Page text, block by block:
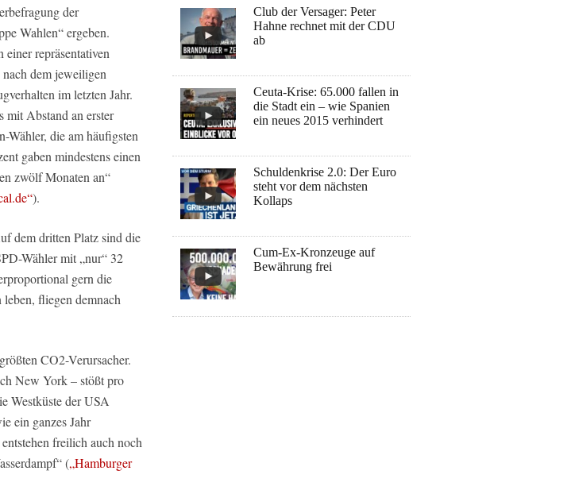
der
Wahlen“ ergeben.
repräsentativen
dem jeweiligen
im letzten Jahr.
mit Abstand an erster
Wähler, die am häufigsten
gaben mindestens einen
zwölf Monaten an“
).
dem dritten Platz sind die
Wähler mit „nur“ 32
gern die
fliegen demnach
CO2-Verursacher.
New York – stößt pro
Westküste der USA
ein ganzes Jahr
freilich auch noch
(„Hamburger
Club der Versager: Peter
Hahne rechnet mit der CDU
ab
Ceuta-Krise: 65.000 fallen in
die Stadt ein – wie Spanien
ein neues 2015 verhindert
Schuldenkrise 2.0: Der Euro
steht vor dem nächsten
Kollaps
Cum-Ex-Kronzeuge auf
Bewährung frei